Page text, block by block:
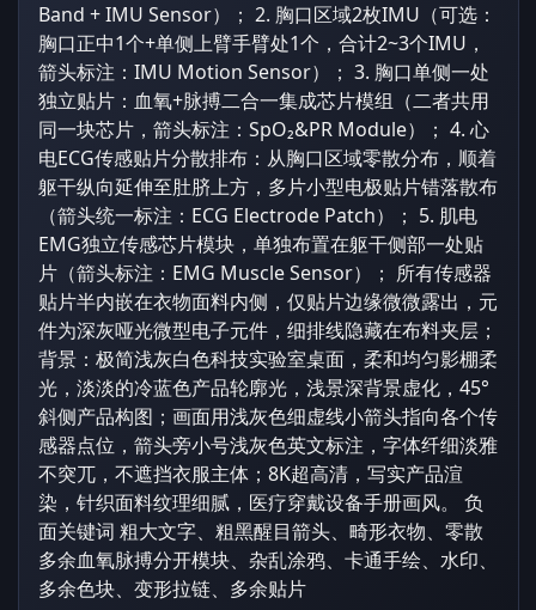
Band + IMU Sensor）； 2. 胸口区域2枚IMU（可选：
胸口正中1个+单侧上臂手臂处1个，合计2~3个IMU，
箭头标注：IMU Motion Sensor）； 3. 胸口单侧一处
独立贴片：血氧+脉搏二合一集成芯片模组（二者共用
同一块芯片，箭头标注：SpO₂&PR Module）； 4. 心
电ECG传感贴片分散排布：从胸口区域零散分布，顺着
躯干纵向延伸至肚脐上方，多片小型电极贴片错落散布
（箭头统一标注：ECG Electrode Patch）； 5. 肌电
EMG独立传感芯片模块，单独布置在躯干侧部一处贴
片（箭头标注：EMG Muscle Sensor）； 所有传感器
贴片半内嵌在衣物面料内侧，仅贴片边缘微微露出，元
件为深灰哑光微型电子元件，细排线隐藏在布料夹层；
背景：极简浅灰白色科技实验室桌面，柔和均匀影棚柔
光，淡淡的冷蓝色产品轮廓光，浅景深背景虚化，45°
斜侧产品构图；画面用浅灰色细虚线小箭头指向各个传
感器点位，箭头旁小号浅灰色英文标注，字体纤细淡雅
不突兀，不遮挡衣服主体；8K超高清，写实产品渲
染，针织面料纹理细腻，医疗穿戴设备手册画风。 负
面关键词 粗大文字、粗黑醒目箭头、畸形衣物、零散
多余血氧脉搏分开模块、杂乱涂鸦、卡通手绘、水印、
多余色块、变形拉链、多余贴片